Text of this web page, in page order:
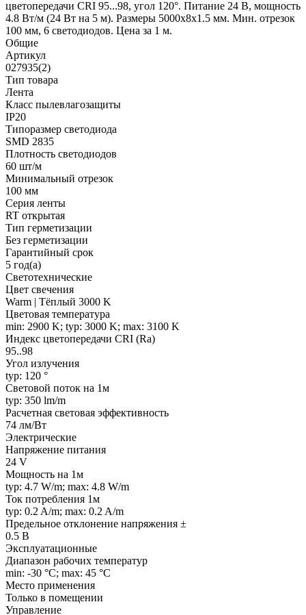
цветопередачи CRI 95...98, угол 120°. Питание 24 В, мощность
4.8 Вт/м (24 Вт на 5 м). Размеры 5000х8х1.5 мм. Мин. отрезок
100 мм, 6 светодиодов. Цена за 1 м.
Общие
Артикул
027935(2)
Тип товара
Лента
Класс пылевлагозащиты
IP20
Типоразмер светодиода
SMD 2835
Плотность светодиодов
60 шт/м
Минимальный отрезок
100 мм
Серия ленты
RT открытая
Тип герметизации
Без герметизации
Гарантийный срок
5 год(а)
Светотехнические
Цвет свечения
Warm | Тёплый 3000 K
Цветовая температура
min: 2900 K; typ: 3000 K; max: 3100 K
Индекс цветопередачи CRI (Ra)
95..98
Угол излучения
typ: 120 °
Световой поток на 1м
typ: 350 lm/m
Расчетная световая эффективность
74 лм/Вт
Электрические
Напряжение питания
24 V
Мощность на 1м
typ: 4.7 W/m; max: 4.8 W/m
Ток потребления 1м
typ: 0.2 A/m; max: 0.2 A/m
Предельное отклонение напряжения ±
0.5 В
Эксплуатационные
Диапазон рабочих температур
min: -30 °C; max: 45 °C
Место применения
Только в помещении
Управление